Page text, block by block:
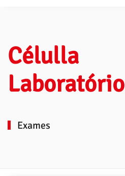
Célulla
Laboratório
Exames